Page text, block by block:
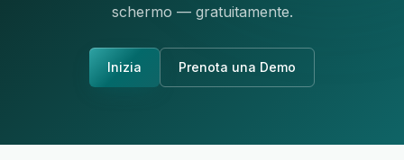
schermo — gratuitamente.
Inizia Prenota una Demo